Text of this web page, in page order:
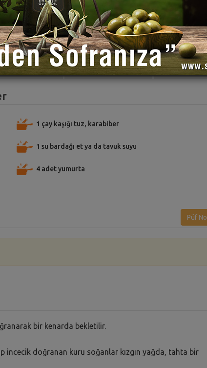
TARİFE PUAN VER TARİFİ PAYLAŞ TARİFİ
1 çay kaşığı tuz, karabiber
1 su bardağı et ya da tavuk suyu
4 adet yumurta
Püf
bir kenarda bekletilir.
incecik doğranan kuru soğanlar kızgın yağda, tahta bir